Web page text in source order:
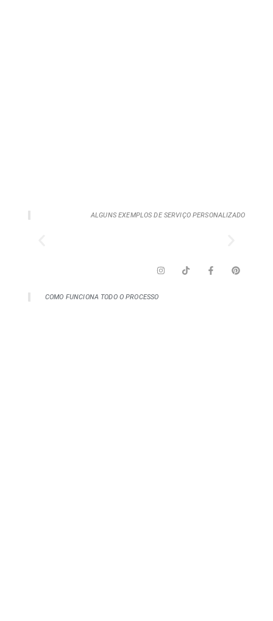
ALGUNS EXEMPLOS DE SERVIÇO PERSONALIZADO
COMO FUNCIONA TODO O PROCESSO